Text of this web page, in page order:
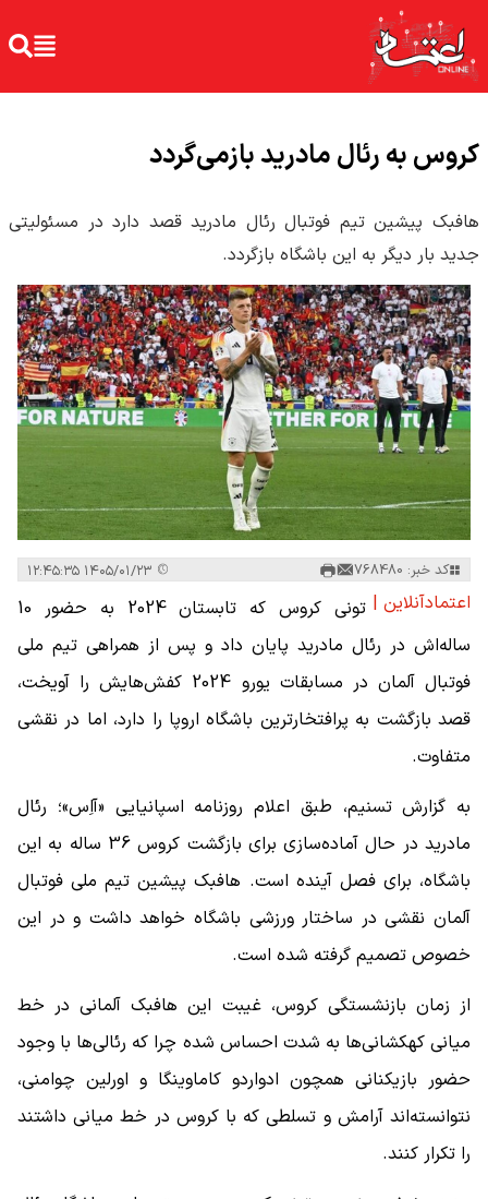
کروس به رئال مادرید بازمی‌گردد
هافبک پیشین تیم فوتبال رئال مادرید قصد دارد در مسئولیتی
جدید بار دیگر به این باشگاه بازگردد.
کد خبر: 768480
اعتمادآنلاین |
تونی کروس که تابستان 2024 به حضور 10
ساله‌اش در رئال مادرید پایان داد و پس از همراهی تیم ملی
فوتبال آلمان در مسابقات یورو 2024 کفش‌هایش را آویخت،
قصد بازگشت به پرافتخارترین باشگاه اروپا را دارد، اما در نقشی
متفاوت.
به گزارش تسنیم، طبق اعلام روزنامه اسپانیایی «آاِس»؛ رئال
مادرید در حال آماده‌سازی برای بازگشت کروس 36 ساله به این
باشگاه، برای فصل آینده است. هافبک پیشین تیم ملی فوتبال
آلمان نقشی در ساختار ورزشی باشگاه خواهد داشت و در این
خصوص تصمیم گرفته شده است.
از زمان بازنشستگی کروس، غیبت این هافبک آلمانی در خط
میانی کهکشانی‌ها به شدت احساس شده چرا که رئالی‌ها با وجود
حضور بازیکنانی همچون ادواردو کاماوینگا و اورلین چوامنی،
نتوانسته‌اند آرامش و تسلطی که با کروس در خط میانی داشتند
را تکرار کنند.